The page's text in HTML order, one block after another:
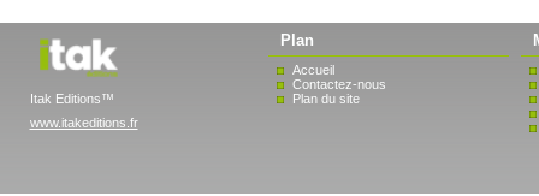
Itak Editions™
www.itakeditions.fr
Plan
Accueil
Contactez-nous
Plan du site